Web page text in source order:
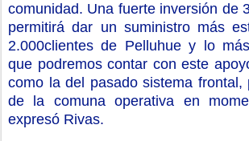
comunidad. Una fuerte inversión de
permitirá dar un suministro más
2.000clientes de Pelluhue y lo
que podremos contar con este
como la del pasado sistema frontal,
de la comuna operativa en
expresó Rivas.